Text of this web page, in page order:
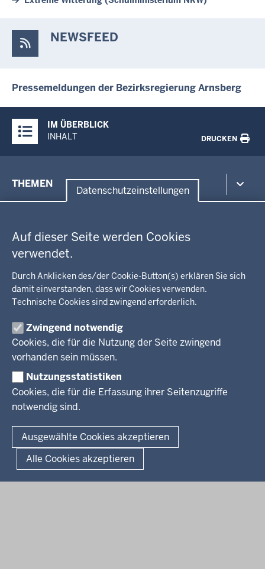
Datenschutzeinstellungen
Auf dieser Seite werden Cookies
verwendet.
Durch Anklicken des/der Cookie-Button(s) erklären Sie sich
damit einverstanden, dass wir Cookies verwenden.
Technische Cookies sind zwingend erforderlich.
Zwingend notwendig
Cookies, die für die Nutzung der Seite zwingend
vorhanden sein müssen.
Nutzungsstatistiken
Cookies, die für die Erfassung ihrer Seitenzugriffe
notwendig sind.
Ausgewählte Cookies akzeptieren
Alle Cookies akzeptieren
NEWSFEED
Pressemeldungen der Bezirksregierung Arnsberg
Inhalte
IM ÜBERBLICK
INHALT
DRUCKEN
der
THEMEN
Kommunalaufsicht, Planung, Verkehr
Energie, Bergbau
Recht, Ordnung
Integration, Migration
Behördenleitung
Regierungsbezirk
KARRIERE
Stellenausschreibungen
Aktuelle Ausbildungsstellen und Praktika
Pressestelle
Social Media
BEKANNTMACHUNGEN
Amtsblatt
© 2026 Bezirksregierung Arnsberg
Fußzeile
Impressum Datenschutz Barrierefreiheit
Kurzlink zu dieser Seite